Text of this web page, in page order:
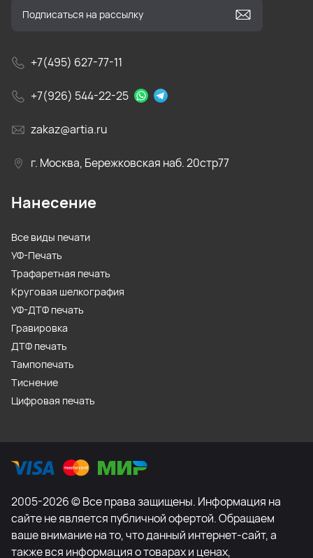
+7(495) 627-77-11
+7(926) 544-22-25
zakaz@artia.ru
г. Москва, Бережковская наб. 20стр77
Нанесение
Все виды печати
УФ-Печать
Трафаретная печать
Круговая шелкография
УФ-ДТФ печать
Гравировка
ДТФ печать
Тампопечать
Тиснение
Цифровая печать
2005-2026 © Все права защищены. Информация на
сайте не является публичной офертой. Обращаем
ваше внимание на то, что данный интернет-сайт, а
также вся информация о товарах и ценах,